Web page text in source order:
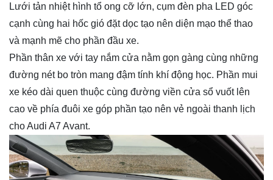
Lưới tản nhiệt hình tổ ong cỡ lớn, cụm đèn pha LED góc
cạnh cùng hai hốc gió đặt dọc tạo nên diện mạo thể thao
và mạnh mẽ cho phần đầu xe.
Phần thân xe với tay nắm cửa nằm gọn gàng cùng những
đường nét bo tròn mang đậm tính khí động học. Phần mui
xe kéo dài quen thuộc cùng đường viền cửa sổ vuốt lên
cao về phía đuôi xe góp phần tạo nên vẻ ngoài thanh lịch
cho Audi A7 Avant.